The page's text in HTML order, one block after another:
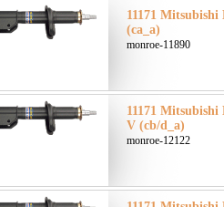
11171
(ca_a)
monroe-11890
11171
V (cb/d_a)
monroe-12122